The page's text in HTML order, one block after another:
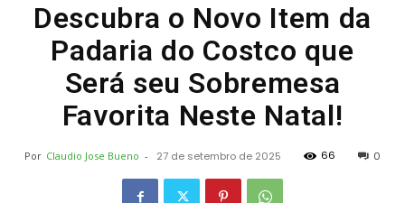
Descubra o Novo Item da
Padaria do Costco que
Será seu Sobremesa
Favorita Neste Natal!
Por Claudio Jose Bueno - 27 de setembro de 2025 66 0